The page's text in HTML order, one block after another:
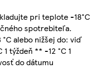
pri teplote -18°C
spotrebiteľa.
alebo nižšej do: viď
týždeň ** -12 °C 1
do dátumu